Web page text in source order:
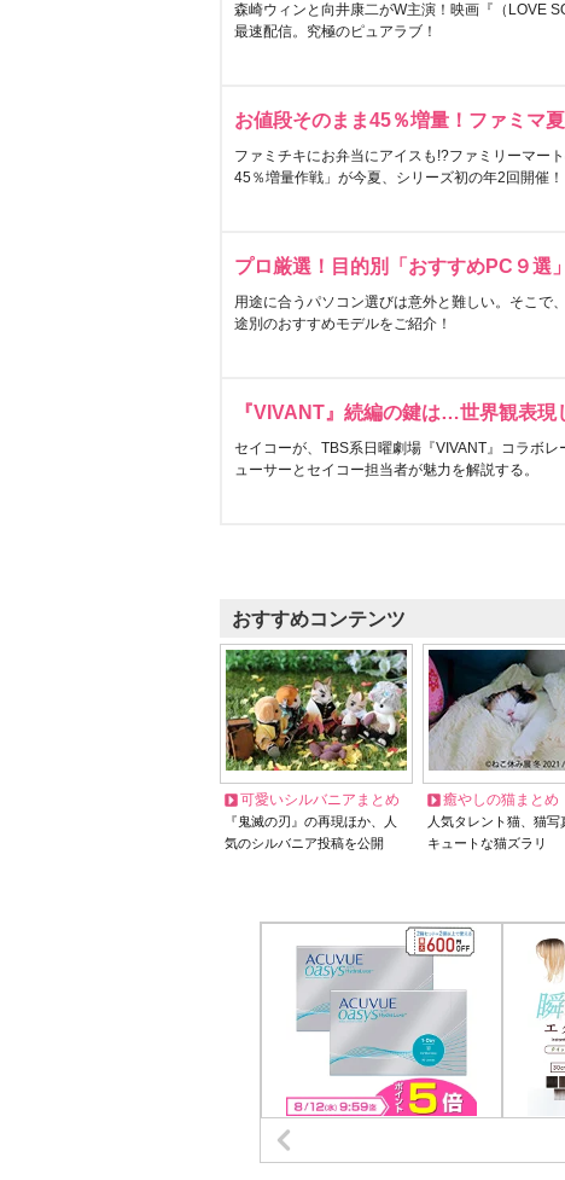
森崎ウィンと向井康二がW主演！映画『（LOVE
最速配信。究極のピュアラブ！
お値段そのまま45％増量！ファミマ
ファミチキにお弁当にアイスも!?ファミリーマー
45％増量作戦」が今夏、シリーズ初の年2回開催！
プロ厳選！目的別「おすすめPC９選
用途に合うパソコン選びは意外と難しい。そこで
途別のおすすめモデルをご紹介！
『VIVANT』続編の鍵は…世界観表現
セイコーが、TBS系日曜劇場『VIVANT』コラボ
ューサーとセイコー担当者が魅力を解説する。
おすすめコンテンツ
可愛いシルバニアまとめ
『鬼滅の刃』の再現ほか、人
気のシルバニア投稿を公開
癒やしの猫まとめ
人気タレント猫、猫写
キュートな猫ズラリ